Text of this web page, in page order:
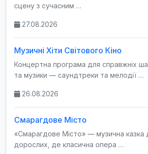
сцену з сучасним …
27.08.2026
Музичні Хіти Світового Кіно
Концертна програма для справжніх
та музики — саундтреки та мелодії …
26.08.2026
Смарагдове Місто
«Смарагдове Місто» — музична казка
дорослих, де класична опера …